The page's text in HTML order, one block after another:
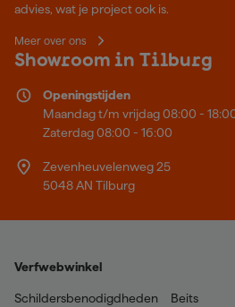
advies, wat je project ook is.
Meer over ons
Showroom in Tilburg
Openingstijden
Maandag t/m vrijdag 08:00 -
Zaterdag 08:00 - 16:00
Zevenheuvelenweg 25
5048 AN Tilburg
Verfwebwinkel
Schildersbenodigdheden
Beits